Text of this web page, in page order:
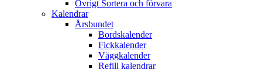
Övrigt Sortera och förvara
Kalendrar
Årsbundet
Bordskalender
Fickkalender
Väggkalender
Refill kalendrar